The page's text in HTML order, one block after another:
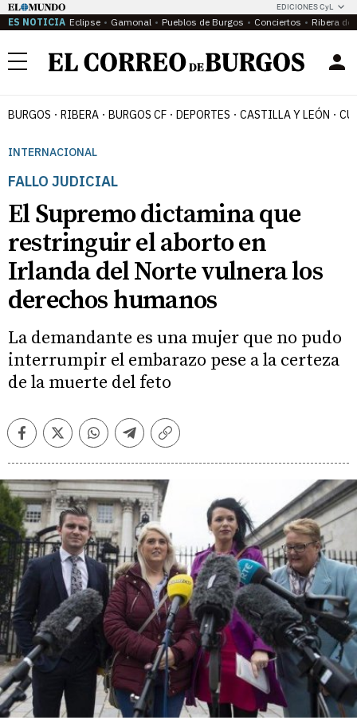
EDICIONES CyL
ES NOTICIA Eclipse Gamonal Pueblos de Burgos Conciertos Ribera del
Menú
BURGOS RIBERA BURGOS CF DEPORTES CASTILLA Y LEÓN
INTERNACIONAL
FALLO JUDICIAL
El Supremo dictamina que
restringuir el aborto en
Irlanda del Norte vulnera los
derechos humanos
La demandante es una mujer que no pudo
interrumpir el embarazo pese a la certeza
de la muerte del feto
FacebookTwitterWhatsappTelegramCopiar